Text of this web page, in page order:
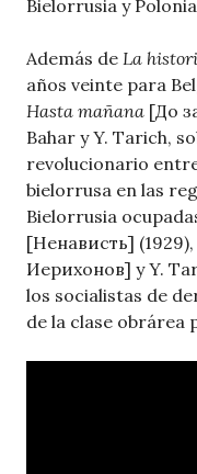
Bielorrusia y
Además de La
años veinte para
Hasta mañana [До
Bahar y Y. Tarich,
revolucionario
bielorrusa en las
Bielorrusia
[Ненависть]
Иерихонов] y Y.
los socialistas de
de la clase obrárea